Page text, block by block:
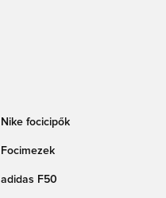
Nike focicipők
Focimezek
adidas F50